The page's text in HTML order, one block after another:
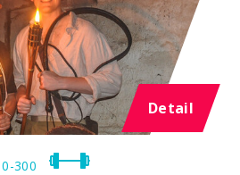
Detail
300